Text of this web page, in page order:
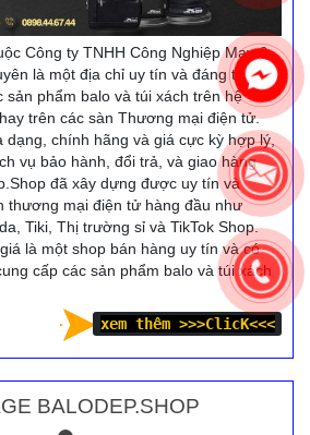
Công ty TNHH Công Nghiệp May &
là một địa chỉ uy tín và đáng tin cậy
sản phẩm balo và túi xách trên hệ
trên các sàn Thương mại điện tử.
dạng, chính hãng và giá cực kỳ hợp lý,
vụ bảo hành, đổi trả, và giao hàng
đã xây dựng được uy tín và
thương mại điện tử hàng đầu như
Tiki, Thị trường sỉ và TikTok Shop.
là một shop bán hàng uy tín và có
cấp các sản phẩm balo và túi xách
xem thêm >>>ClicK<<<
BALODEP.SHOP